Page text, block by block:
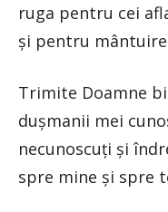
ruga pentru cei
şi pentru
Trimite Doamne
duşmanii mei
necunoscuţi şi
spre mine şi spre